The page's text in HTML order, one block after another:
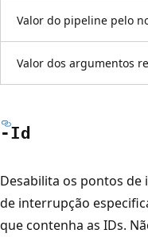
Valor do pipeline pelo
Valor dos argumentos
-Id
Desabilita os pontos
de interrupção
que contenha as IDs.